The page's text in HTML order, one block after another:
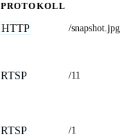
PROTOKOLL
HTTP /snapshot.jpg
RTSP /11
RTSP /1